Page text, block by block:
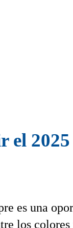
el 2025
es una
los